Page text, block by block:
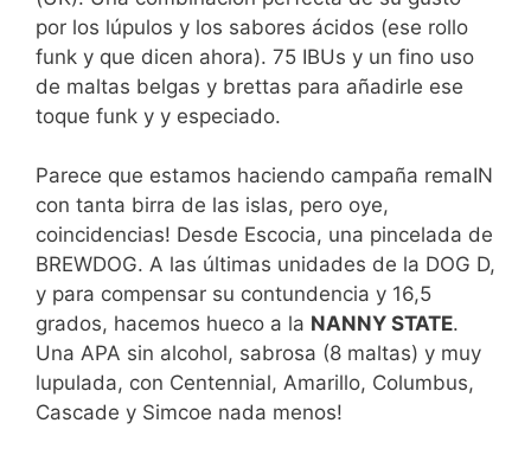
por los lúpulos y los sabores ácidos (ese rollo
funk y que dicen ahora). 75 IBUs y un fino uso
de maltas belgas y brettas para añadirle ese
toque funk y y especiado.
Parece que estamos haciendo campaña remaIN
con tanta birra de las islas, pero oye,
coincidencias! Desde Escocia, una pincelada de
BREWDOG. A las últimas unidades de la DOG D,
y para compensar su contundencia y 16,5
grados, hacemos hueco a la NANNY STATE.
Una APA sin alcohol, sabrosa (8 maltas) y muy
lupulada, con Centennial, Amarillo, Columbus,
Cascade y Simcoe nada menos!